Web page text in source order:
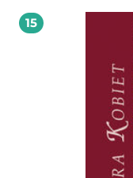
pytań. Książka Zofii Grzesiak jest spójną, wszechstronną i pełną inwencji pracą o
charakterze niekiedy
katalogującym
To książka tyleż
doskonałej
obszernego kontekstu
zdolnościach analitycznych. Z recenzji profesora Arkadiusza
Uniwersytet im. Adama
specjalizująca się w
adiunkt w Instytucie
Warszawskiego. Bada
tekstów w
Reading as
Joint Attention,
15